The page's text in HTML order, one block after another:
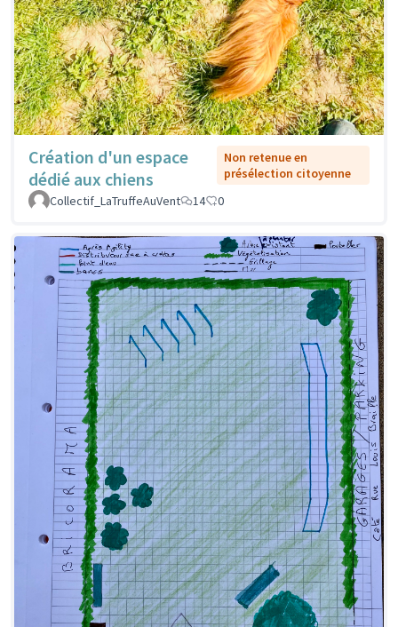
Création d'un espace
dédié aux chiens
Non retenue en
présélection citoyenne
Collectif_LaTruffeAuVent
14 0